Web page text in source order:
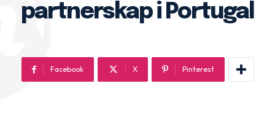
partnerskap i Portugal
Facebook X Pinterest